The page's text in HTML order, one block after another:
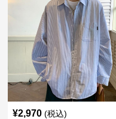
¥2,970 (税込)